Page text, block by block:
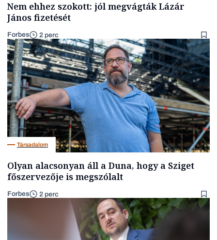
Nem ehhez szokott: jól megvágták Lázár
János fizetését
Forbes 2 perc
Társadalom
Olyan alacsonyan áll a Duna, hogy a Sziget
főszervezője is megszólalt
Forbes 2 perc